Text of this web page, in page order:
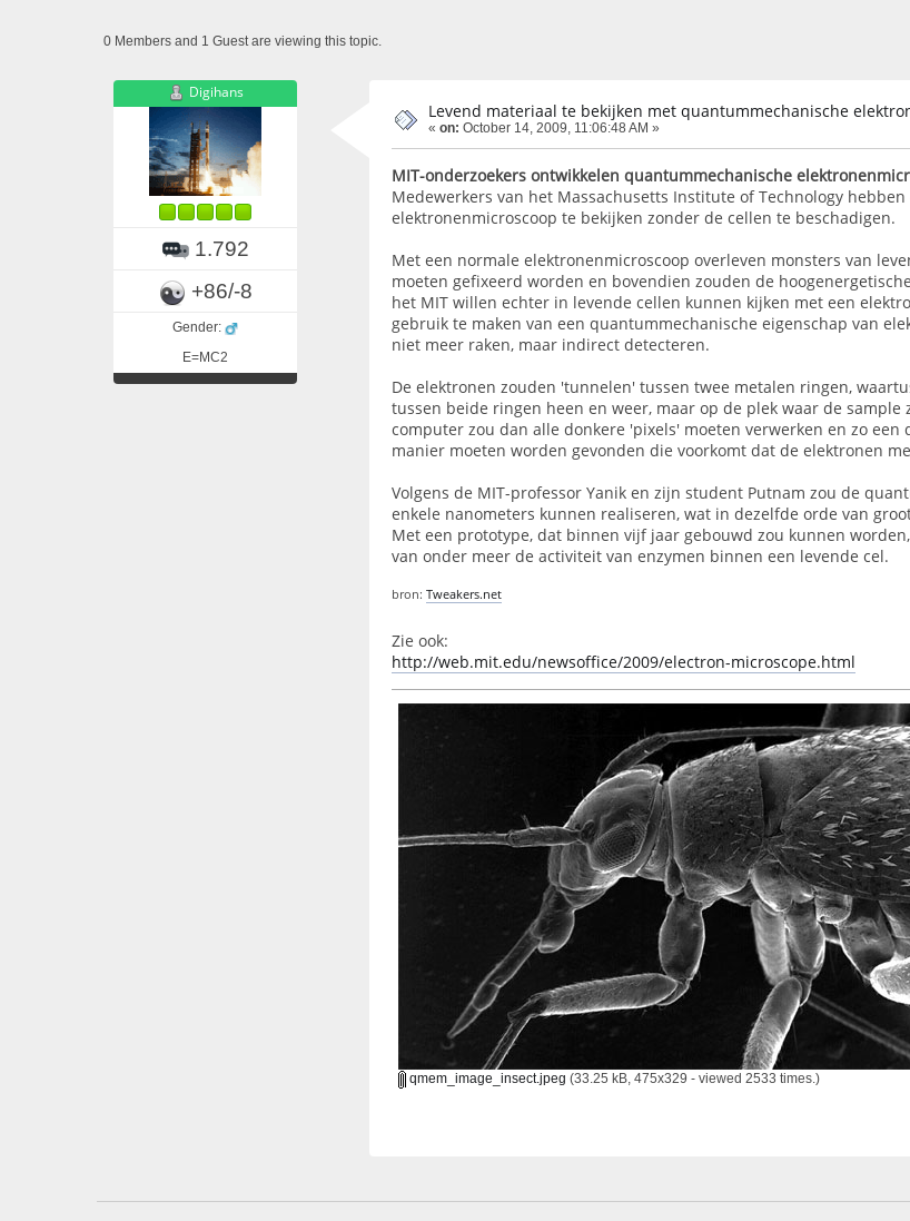
0 Members and 1 Guest are viewing this topic.
Digihans
1.792
+86/-8
Gender:
E=MC2
Levend materiaal te bekijken met quantummechanische
« on: October 14, 2009, 11:06:48 AM »
MIT-onderzoekers ontwikkelen quantummechanische
Medewerkers van het Massachusetts Institute of Technology
elektronenmicroscoop te bekijken zonder de cellen te beschadigen.
Met een normale elektronenmicroscoop overleven monsters van
moeten gefixeerd worden en bovendien zouden de
het MIT willen echter in levende cellen kunnen kijken met een
gebruik te maken van een quantummechanische eigenschap van
niet meer raken, maar indirect detecteren.
De elektronen zouden 'tunnelen' tussen twee metalen ringen,
tussen beide ringen heen en weer, maar op de plek waar de
computer zou dan alle donkere 'pixels' moeten verwerken en zo
manier moeten worden gevonden die voorkomt dat de elektronen
Volgens de MIT-professor Yanik en zijn student Putnam zou de
enkele nanometers kunnen realiseren, wat in dezelfde orde van
Met een prototype, dat binnen vijf jaar gebouwd zou kunnen
van onder meer de activiteit van enzymen binnen een levende cel.
bron: Tweakers.net
Zie ook:
http://web.mit.edu/newsoffice/2009/electron-microscope.html
qmem_image_insect.jpeg (33.25 kB, 475x329 - viewed 2533 times.)